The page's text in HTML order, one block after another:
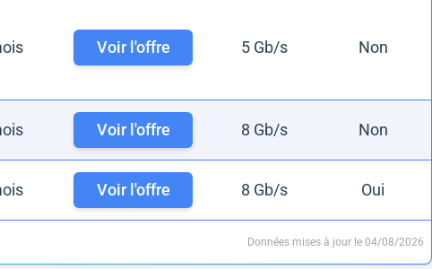
Voir l'offre 5 Gb/s Non
Voir l'offre 8 Gb/s Non
Voir l'offre 8 Gb/s Oui
Données mises à jour le 04/08/2026